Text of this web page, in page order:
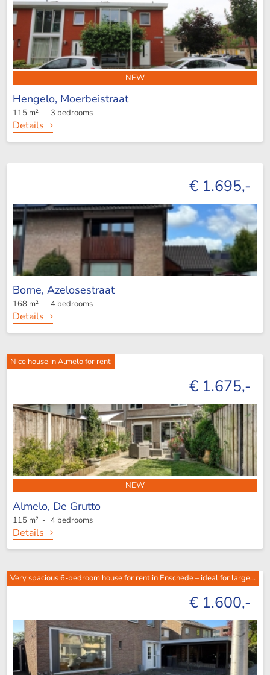
NEW
Hengelo, Moerbeistraat
115 m² - 3 bedrooms
Details
€ 1.695,-
Borne, Azelosestraat
168 m² - 4 bedrooms
Details
Nice house in Almelo for rent
€ 1.675,-
NEW
Almelo, De Grutto
115 m² - 4 bedrooms
Details
Very spacious 6-bedroom house for rent in Enschede – ideal for large...
€ 1.600,-